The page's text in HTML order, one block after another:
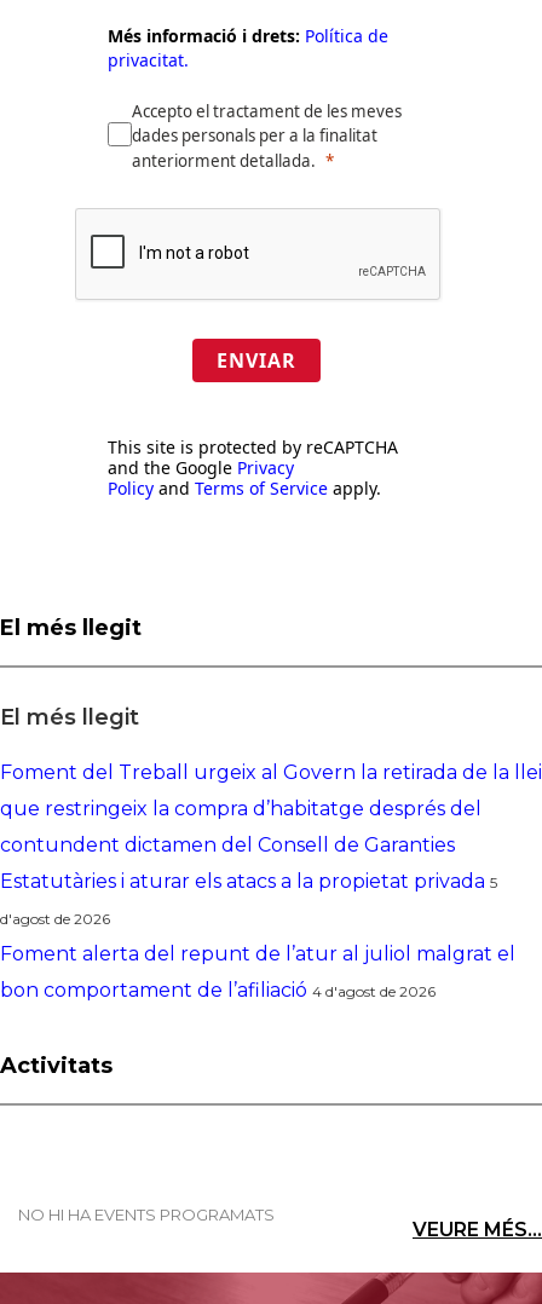
Més informació i drets: Política de
privacitat.
Accepto el tractament de les meves
dades personals per a la finalitat
anteriorment detallada.
ENVIAR
This site is protected by reCAPTCHA
and the Google Privacy
Policy and Terms of Service apply.
El més llegit
El més llegit
Foment del Treball urgeix al Govern la retirada de la llei
que restringeix la compra d’habitatge després del
contundent dictamen del Consell de Garanties
Estatutàries i aturar els atacs a la propietat privada 5
d'agost de 2026
Foment alerta del repunt de l’atur al juliol malgrat el
bon comportament de l’afiliació 4 d'agost de 2026
Activitats
NO HI HA EVENTS PROGRAMATS
VEURE MÉS...